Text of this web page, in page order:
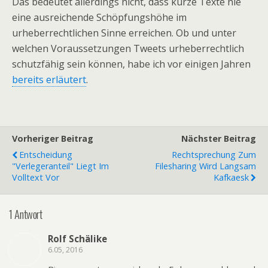
eine ausreichende Schöpfungshöhe im
urheberrechtlichen Sinne erreichen. Ob und unter
welchen Voraussetzungen Tweets urheberrechtlich
schutzfähig sein können, habe ich vor einigen Jahren
bereits erläutert.
Vorheriger Beitrag
Entscheidung
"Verlegeranteil" Liegt Im
Volltext Vor
Nächster Beitrag
Rechtsprechung Zum
Filesharing Wird Langsam
Kafkaesk
1 Antwort
Rolf Schälike
6.05, 2016